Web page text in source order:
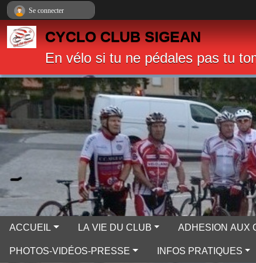
CYCLO CLUB SIGEAN
En vélo si tu ne pédales pas tu
ACCUEIL LA VIE DU CLUB ADHESION AUX
PHOTOS-VIDÉOS-PRESSE INFOS PRATIQUES
Se connecter
Panneau de gestion des cookies